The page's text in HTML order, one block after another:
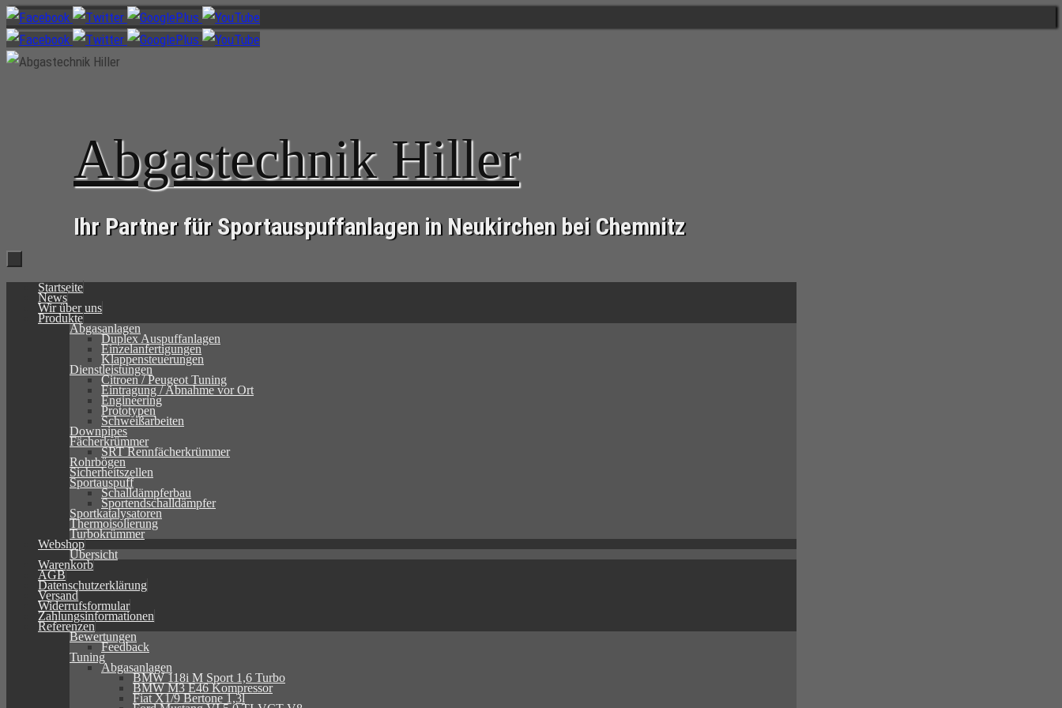
Zum
Inhalt
springen
Abgastechnik Hiller
Ihr Partner für Sportauspuffanlagen in Neukirchen bei Chemnitz
Zum
springen
Startseite
News
Wir über uns
Produkte
Abgasanlagen
Duplex Auspuffanlagen
Einzelanfertigungen
Klappensteuerungen
Dienstleistungen
Citroen / Peugeot Tuning
Eintragung / Abnahme vor Ort
Engineering
Prototypen
Schweißarbeiten
Downpipes
Fächerkrümmer
SRT Rennfächerkrümmer
Rohrbögen
Sicherheitszellen
Sportauspuff
Schalldämpferbau
Sportendschalldämpfer
Sportkatalysatoren
Thermoisolierung
Turbokrümmer
Webshop
Übersicht
Warenkorb
AGB
Datenschutzerklärung
Versand
Widerrufsformular
Zahlungsinformationen
Referenzen
Bewertungen
Feedback
Tuning
Abgasanlagen
BMW 118i M Sport 1,6 Turbo
BMW M3 E46 Kompressor
Fiat X1/9 Bertone 1,3l